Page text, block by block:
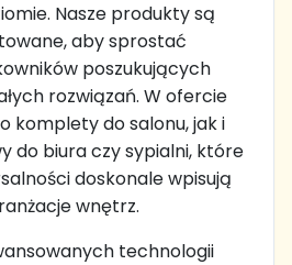
Nasze produkty są
aby sprostać
poszukujących
rozwiązań. W ofercie
komplety do salonu, jak i
do biura czy sypialni, które
doskonale wpisują
wnętrz.
technologii